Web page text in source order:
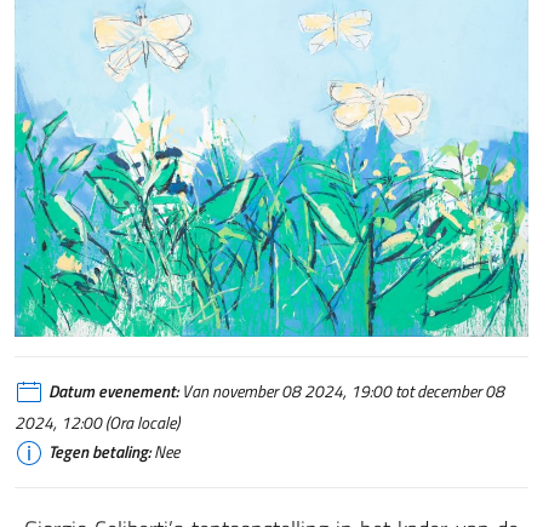
Datum evenement:Van november 08 2024, 19:00 tot december 08
2024, 12:00 (Ora locale)
Tegen betaling:Nee